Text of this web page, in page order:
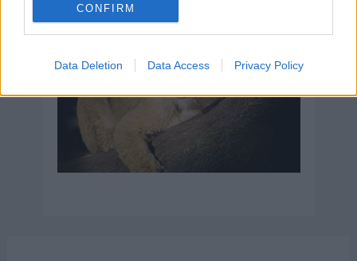
CONFIRM
Data Deletion Data Access Privacy Policy